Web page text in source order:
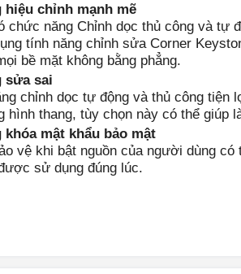
hiệu chỉnh mạnh mẽ
chức năng Chỉnh dọc thủ công và tự
tính năng chỉnh sửa Corner
bề mặt không bằng phẳng.
sửa sai
chỉnh dọc tự động và thủ công tiện
hình thang, tùy chọn này có thể giúp
khóa mật khẩu bảo mật
vệ khi bật nguồn của người dùng
sử dụng đúng lúc.